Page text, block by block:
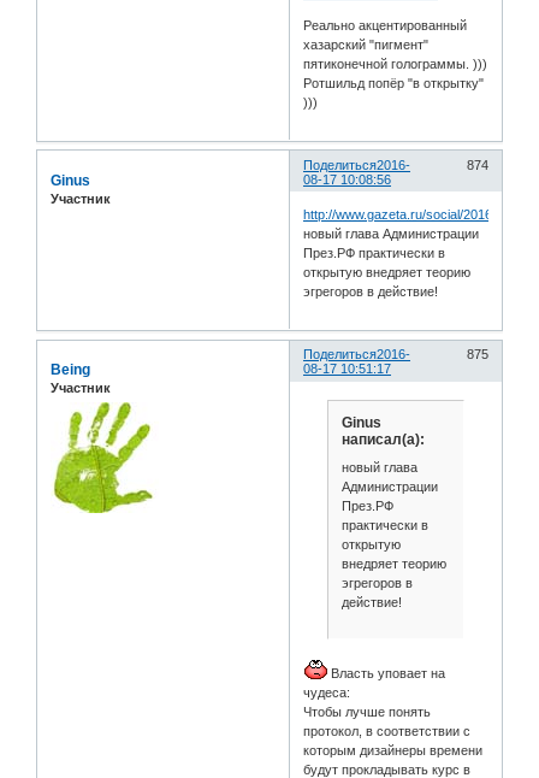
Реально акцентированный
хазарский "пигмент"
пятиконечной голограммы. )))
Ротшильд попёр "в открытку"
)))
Поделиться 874
2016-
08-17 10:08:56
Ginus
Участник
http://www.gazeta.ru/social/2016/08/16/
новый глава Администрации
През.РФ практически в
открытую внедряет теорию
эгрегоров в действие!
Поделиться 875
2016-
08-17 10:51:17
Being
Участник
Ginus
написал(а):
новый глава
Администрации
През.РФ
практически в
открытую
внедряет теорию
эгрегоров в
действие!
Власть уповает на
чудеса:
Чтобы лучше понять
протокол, в соответствии с
которым дизайнеры времени
будут прокладывать курс в